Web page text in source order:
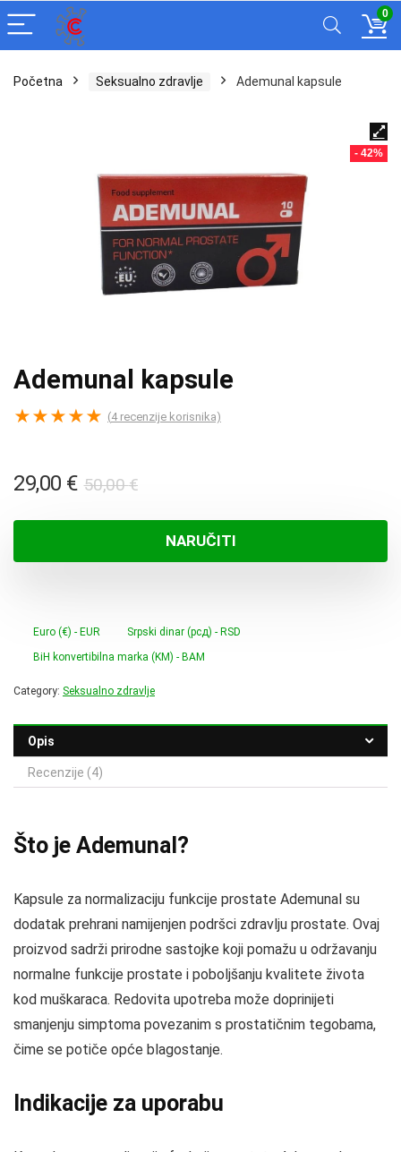
0
Početna Seksualno zdravlje Ademunal kapsule
- 42%
Ademunal kapsule
★★★★★ (4recenzije korisnika)
50,00€Izvorna
bila
je:
29,00 €
Trenutna
29,00 €.
NARUČITI
Euro (€) - EUR
Srpski dinar (рсд) - RSD
BiH konvertibilna marka (KM) - BAM
Category: Seksualno zdravlje
Opis
Recenzije (4)
Što je Ademunal?
Kapsule za normalizaciju funkcije prostate Ademunal su
dodatak prehrani namijenjen podršci zdravlju prostate. Ovaj
proizvod sadrži prirodne sastojke koji pomažu u održavanju
normalne funkcije prostate i poboljšanju kvalitete života
kod muškaraca. Redovita upotreba može doprinijeti
smanjenju simptoma povezanim s prostatičnim tegobama,
čime se potiče opće blagostanje.
Indikacije za uporabu